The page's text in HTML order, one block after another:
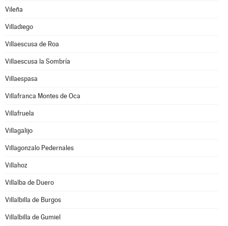
Vileña
Villadiego
Villaescusa de Roa
Villaescusa la Sombría
Villaespasa
Villafranca Montes de Oca
Villafruela
Villagalijo
Villagonzalo Pedernales
Villahoz
Villalba de Duero
Villalbilla de Burgos
Villalbilla de Gumiel